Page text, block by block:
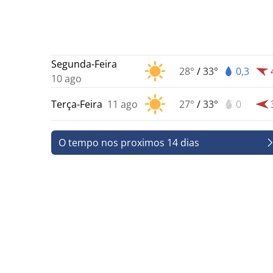
Segunda-Feira
10 ago
28° /33° 0,3
Terça-Feira 11 ago 27° /33° 0
O tempo nos proximos 14 dias